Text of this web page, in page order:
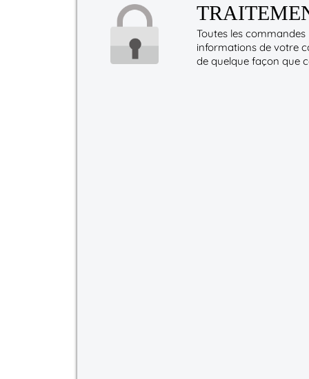
Toutes les
informations de votre
de quelque façon que